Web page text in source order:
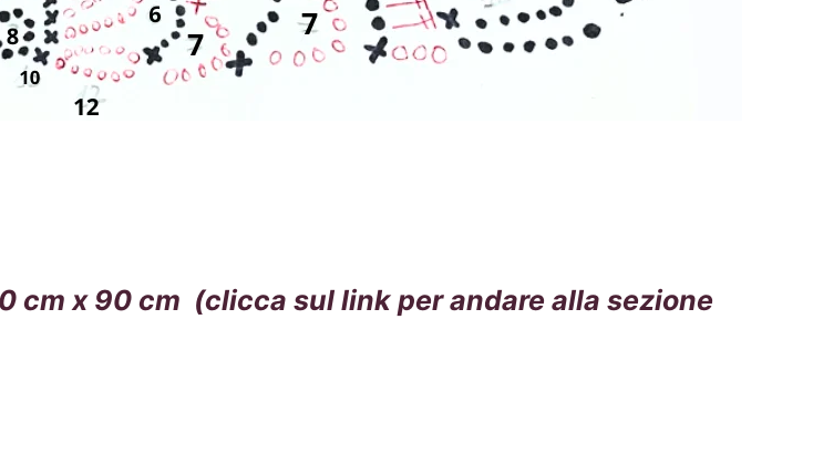
cm x 90 cm (clicca sul link per andare alla sezione